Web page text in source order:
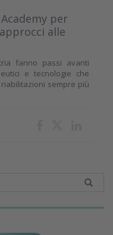
per
alle
fanno passi avanti
e tecnologie che
sempre più